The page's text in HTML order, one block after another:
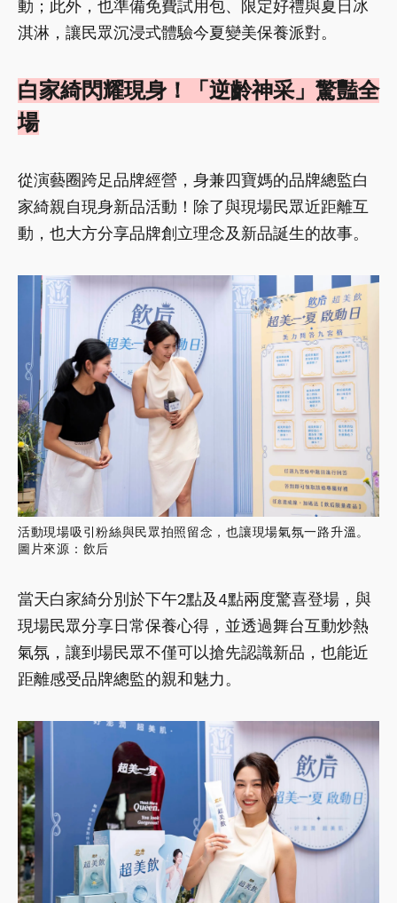
動；此外，也準備免費試用包、限定好禮與夏日冰
淇淋，讓民眾沉浸式體驗今夏變美保養派對。
白家綺閃耀現身！「逆齡神采」驚豔全
場
從演藝圈跨足品牌經營，身兼四寶媽的品牌總監白
家綺親自現身新品活動！除了與現場民眾近距離互
動，也大方分享品牌創立理念及新品誕生的故事。
活動現場吸引粉絲與民眾拍照留念，也讓現場氣氛一路升溫。
圖片來源：飲后
當天白家綺分別於下午2點及4點兩度驚喜登場，與
現場民眾分享日常保養心得，並透過舞台互動炒熱
氣氛，讓到場民眾不僅可以搶先認識新品，也能近
距離感受品牌總監的親和魅力。